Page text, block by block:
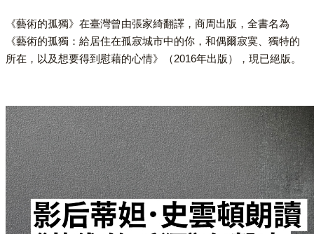
《藝術的孤獨》在臺灣曾由張家綺翻譯，商周出版，全書名為
《藝術的孤獨：給居住在孤寂城市中的你，和偶爾寂寞、獨特的
所在，以及想要得到慰藉的心情》（2016年出版），現已絕版。